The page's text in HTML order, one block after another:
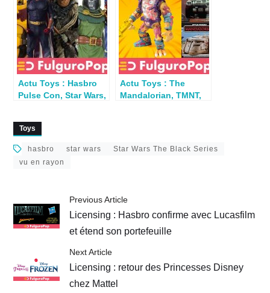
Actu Toys : Hasbro
Pulse Con, Star Wars,
Actu Toys : The
Mandalorian, TMNT,
Toys
hasbro star wars
Star Wars The Black Series
vu en rayon
Previous Article
Licensing : Hasbro confirme avec Lucasfilm
et étend son portefeuille
Next Article
Licensing : retour des Princesses Disney
chez Mattel